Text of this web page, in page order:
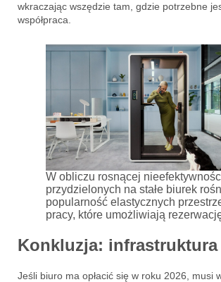
wkraczając wszędzie tam, gdzie potrzebne
współpraca.
W obliczu rosnącej
przydzielonych na stałe biurek
popularność elastycznych
pracy, które umożliwiają
Konkluzja:
Jeśli biuro ma opłacić się w roku 2026, musi